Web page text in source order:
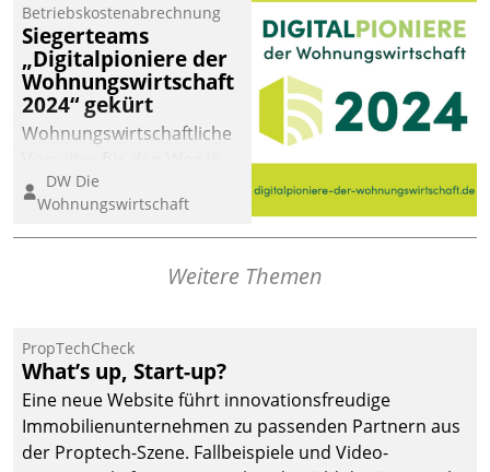
Betriebskostenabrechnung
Siegerteams
„Digitalpioniere der
Wohnungswirtschaft
2024“ gekürt
Wohnungswirtschaftliche
eine digitale Zukunft zu
finden, ist das Ziel des
Awards „Digitalpioniere
Wohnungswirtschaft“.
dafür ein Team
bestehend aus
Wohnungsunternehmen
und PropTech.
DW Die
Wohnungswirtschaft
Weitere Themen
PropTechCheck
What’s up, Start-up?
Eine neue Website führt innovationsfreudige
Immobilienunternehmen zu passenden Partnern aus
der Proptech-Szene. Fallbeispiele und Video-